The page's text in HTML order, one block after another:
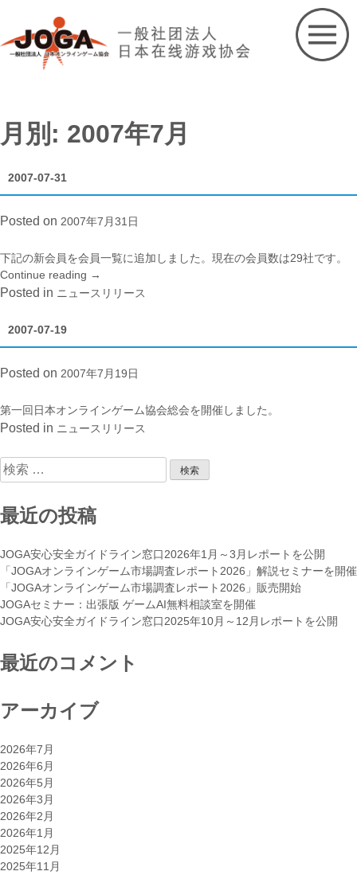
content
月別: 2007年7月
2007-07-31
Posted on 2007年7月31日
下記の新会員を会員一覧に追加しました。現在の会員数は29社です。
Continue reading “2007-
07-
→
Posted in ニュースリリース
2007-07-19
Posted on 2007年7月19日
第一回日本オンラインゲーム協会総会を開催しました。
Posted in ニュースリリース
検
索:
最近の投稿
JOGA安心安全ガイドライン窓口2026年1月～3月レポートを公開
「JOGAオンラインゲーム市場調査レポート2026」解説セミナーを開催
「JOGAオンラインゲーム市場調査レポート2026」販売開始
JOGAセミナー：出張版 ゲームAI無料相談室を開催
JOGA安心安全ガイドライン窓口2025年10月～12月レポートを公開
最近のコメント
アーカイブ
2026年7月
2026年6月
2026年5月
2026年3月
2026年2月
2026年1月
2025年12月
2025年11月